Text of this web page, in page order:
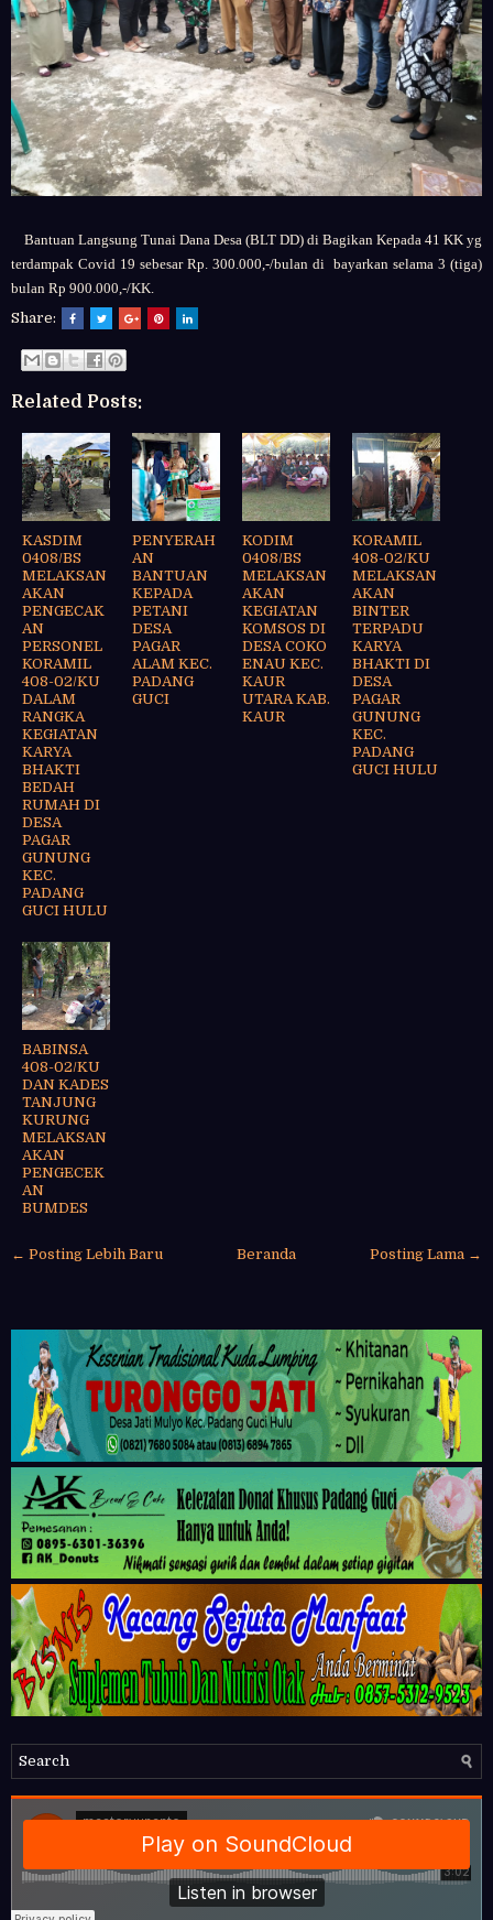
Bantuan Langsung Tunai Dana Desa (BLT DD) di Bagikan Kepada 41 KK yg
terdampak Covid 19 sebesar Rp. 300.000,-/bulan di bayarkan selama 3 (tiga)
bulan Rp 900.000,-/KK.
Share:
Related Posts:
KASDIM
0408/BS
MELAKSAN
AKAN
PENGECAK
AN
PERSONEL
KORAMIL
408-02/KU
DALAM
RANGKA
KEGIATAN
KARYA
BHAKTI
BEDAH
RUMAH DI
DESA
PAGAR
GUNUNG
KEC.
PADANG
GUCI HULU
PENYERAH
AN
BANTUAN
KEPADA
PETANI
DESA
PAGAR
ALAM KEC.
PADANG
GUCI
KODIM
0408/BS
MELAKSAN
AKAN
KEGIATAN
KOMSOS DI
DESA COKO
ENAU KEC.
KAUR
UTARA KAB.
KAUR
KORAMIL
408-02/KU
MELAKSAN
AKAN
BINTER
TERPADU
KARYA
BHAKTI DI
DESA
PAGAR
GUNUNG
KEC.
PADANG
GUCI HULU
BABINSA
408-02/KU
DAN KADES
TANJUNG
KURUNG
MELAKSAN
AKAN
PENGECEK
AN
BUMDES
← Posting Lebih Baru Posting Lama →
Beranda